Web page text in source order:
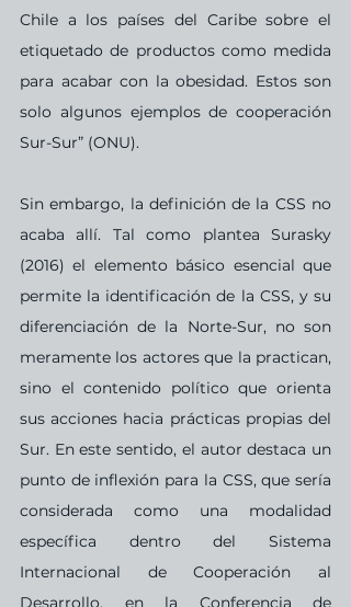
Chile a los países del Caribe sobre el
etiquetado de productos como medida
para acabar con la obesidad. Estos son
solo algunos ejemplos de cooperación
Sur-Sur” (ONU).
Sin embargo, la definición de la CSS no
acaba allí. Tal como plantea Surasky
(2016) el elemento básico esencial que
permite la identificación de la CSS, y su
diferenciación de la Norte-Sur, no son
meramente los actores que la practican,
sino el contenido político que orienta
sus acciones hacia prácticas propias del
Sur. En este sentido, el autor destaca un
punto de inflexión para la CSS, que sería
considerada como una modalidad
específica dentro del Sistema
Internacional de Cooperación al
Desarrollo, en la Conferencia de